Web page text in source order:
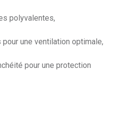
polyvalentes,
une ventilation optimale,
pour une protection